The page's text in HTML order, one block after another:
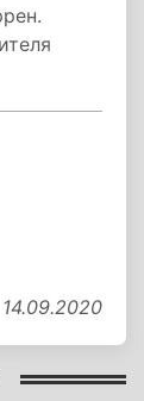
14.09.2020